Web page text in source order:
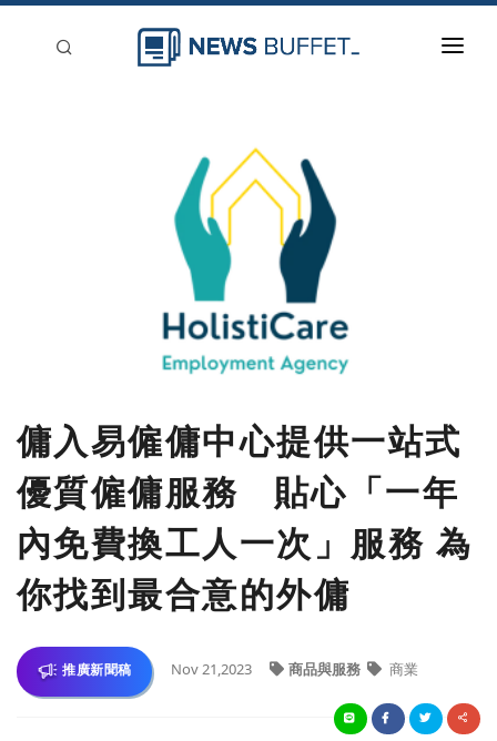
傭入易僱傭中心提供一站式
優質僱傭服務 貼心「一年
內免費換工人一次」服務 為
你找到最合意的外傭
推廣新聞稿 Nov 21,2023 商品與服務 商業